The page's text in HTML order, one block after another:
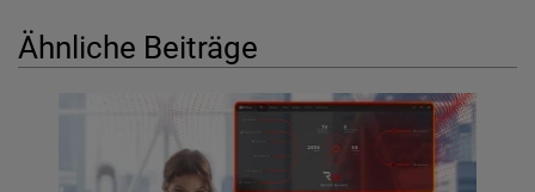
Ähnliche Beiträge